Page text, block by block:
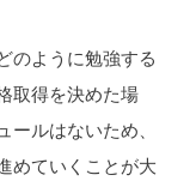
のように勉強する
取得を決めた場
ルはないため、
めていくことが大